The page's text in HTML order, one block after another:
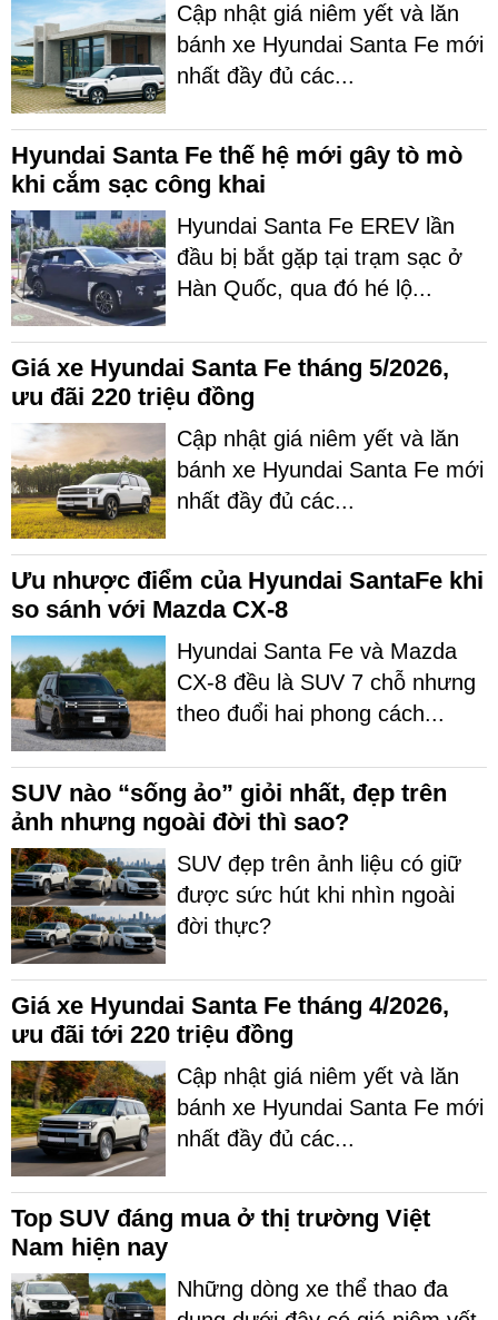
Cập nhật giá niêm yết và lăn
bánh xe Hyundai Santa Fe mới
nhất đầy đủ các...
Hyundai Santa Fe thế hệ mới gây tò mò
khi cắm sạc công khai
Hyundai Santa Fe EREV lần
đầu bị bắt gặp tại trạm sạc ở
Hàn Quốc, qua đó hé lộ...
Giá xe Hyundai Santa Fe tháng 5/2026,
ưu đãi 220 triệu đồng
Cập nhật giá niêm yết và lăn
bánh xe Hyundai Santa Fe mới
nhất đầy đủ các...
Ưu nhược điểm của Hyundai SantaFe khi
so sánh với Mazda CX-8
Hyundai Santa Fe và Mazda
CX-8 đều là SUV 7 chỗ nhưng
theo đuổi hai phong cách...
SUV nào “sống ảo” giỏi nhất, đẹp trên
ảnh nhưng ngoài đời thì sao?
SUV đẹp trên ảnh liệu có giữ
được sức hút khi nhìn ngoài
đời thực?
Giá xe Hyundai Santa Fe tháng 4/2026,
ưu đãi tới 220 triệu đồng
Cập nhật giá niêm yết và lăn
bánh xe Hyundai Santa Fe mới
nhất đầy đủ các...
Top SUV đáng mua ở thị trường Việt
Nam hiện nay
Những dòng xe thể thao đa